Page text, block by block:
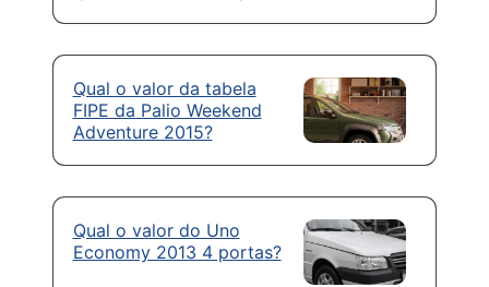
Qual o valor da tabela
FIPE da Palio Weekend
Adventure 2015?
Qual o valor do Uno
Economy 2013 4 portas?